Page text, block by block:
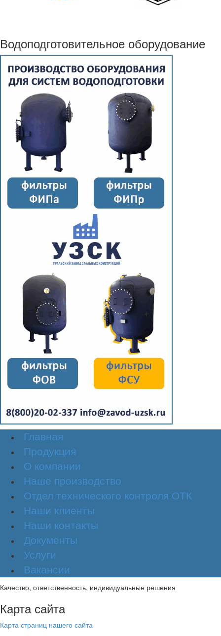
Водоподготовительное оборудование
Главная
Продукция
О компании
Наше производство
Отдел технического контроля ОТК
Наши клиенты
Наши контакты
Документы
Услуги
Вакансии
Качество, ответственность, индивидуальные решения
Карта сайта
Карта страниц нашего сайта